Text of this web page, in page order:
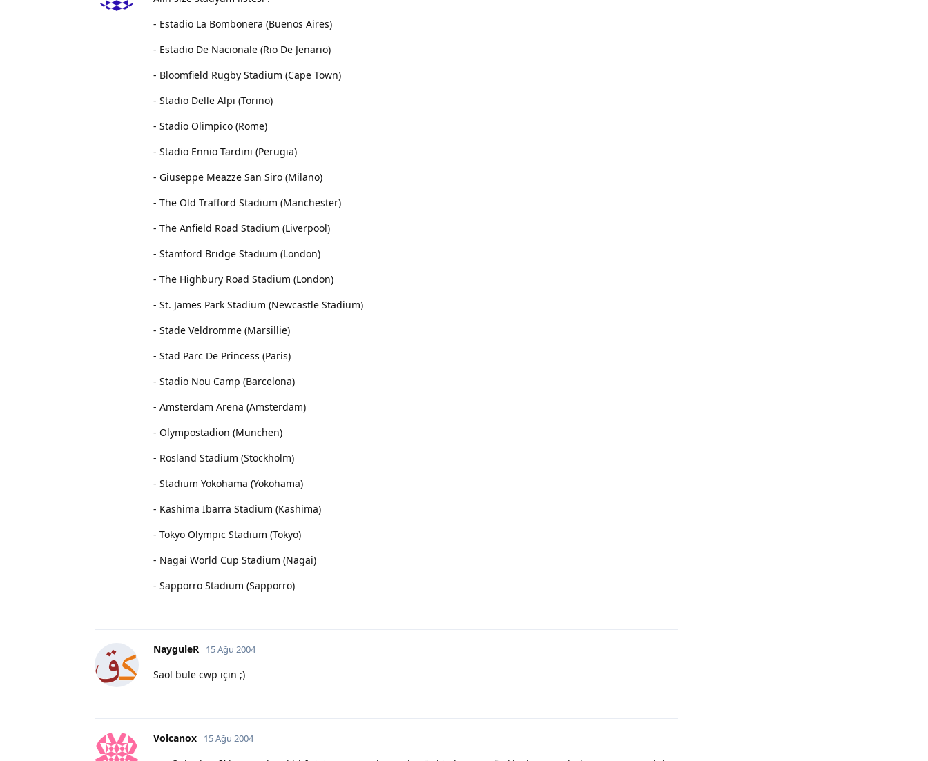
- Estadio La Bombonera (Buenos Aires)
- Estadio De Nacionale (Rio De Jenario)
- Bloomfield Rugby Stadium (Cape Town)
- Stadio Delle Alpi (Torino)
- Stadio Olimpico (Rome)
- Stadio Ennio Tardini (Perugia)
- Giuseppe Meazze San Siro (Milano)
- The Old Trafford Stadium (Manchester)
- The Anfield Road Stadium (Liverpool)
- Stamford Bridge Stadium (London)
- The Highbury Road Stadium (London)
- St. James Park Stadium (Newcastle Stadium)
- Stade Veldromme (Marsillie)
- Stad Parc De Princess (Paris)
- Stadio Nou Camp (Barcelona)
- Amsterdam Arena (Amsterdam)
- Olympostadion (Munchen)
- Rosland Stadium (Stockholm)
- Stadium Yokohama (Yokohama)
- Kashima Ibarra Stadium (Kashima)
- Tokyo Olympic Stadium (Tokyo)
- Nagai World Cup Stadium (Nagai)
- Sapporro Stadium (Sapporro)
NayguleR 15 Ağu 2004
Saol bule cwp için ;)
Volcanox 15 Ağu 2004